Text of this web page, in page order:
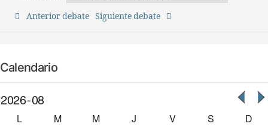
Anterior debate Siguiente debate
Calendario
L M M J V S
D